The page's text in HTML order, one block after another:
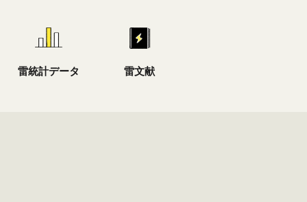
雷統計データ 雷文献